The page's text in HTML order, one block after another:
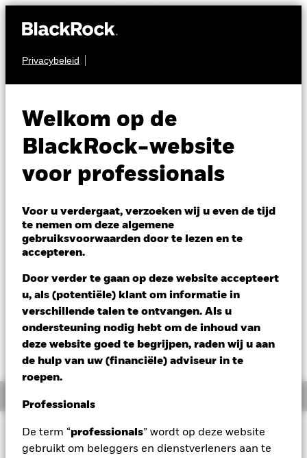
Privacybeleid
Welkom op de
BlackRock-website
voor professionals
Voor u verdergaat, verzoeken wij u even de tijd
te nemen om deze algemene
gebruiksvoorwaarden door te lezen en te
accepteren.
Door verder te gaan op deze website accepteert
u, als (potentiële) klant om informatie in
verschillende talen te ontvangen. Als u
ondersteuning nodig hebt om de inhoud van
deze website goed te begrijpen, raden wij u aan
de hulp van uw (financiële) adviseur in te
roepen.
Professionals
De term “professionals” wordt op deze website
gebruikt om beleggers en dienstverleners aan te
OBLIGATIES
Income Bond Fund
NAV per 07/aug/2026
EUR 10,77
Verandering NAV 1 dag per 07/aug/2026
EUR 0,00 (0,00%)
Overzicht
Beleggingsdoel
Het Fonds streeft naar een maximaal rendement op uw